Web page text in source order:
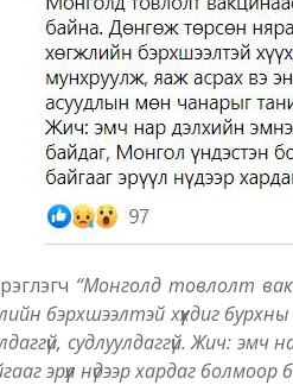
“Монголд товлолт
бэрхшээлтэй хүүхдиг
судлуулдаггүй. Жич:
эрүүл нүдээр хардаг болмоор